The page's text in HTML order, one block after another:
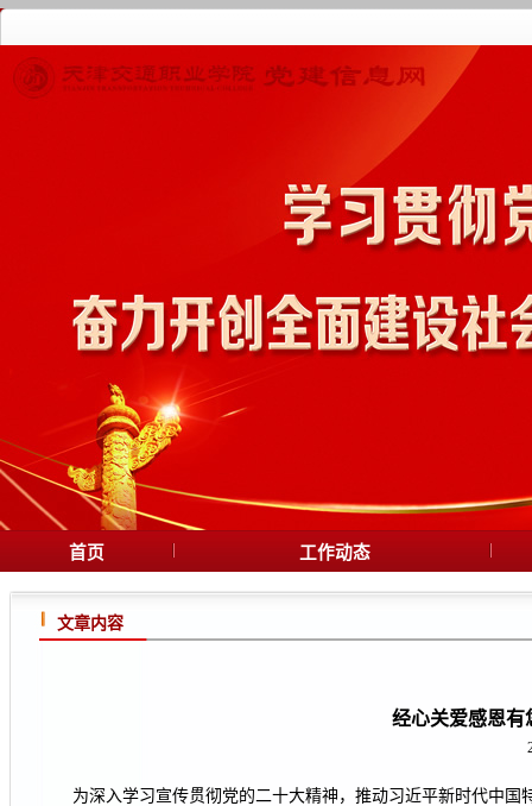
首页 工作动态
文章内容
经心关爱感恩
为深入学习宣传贯彻党的二十大精神，推动习近平新时代中